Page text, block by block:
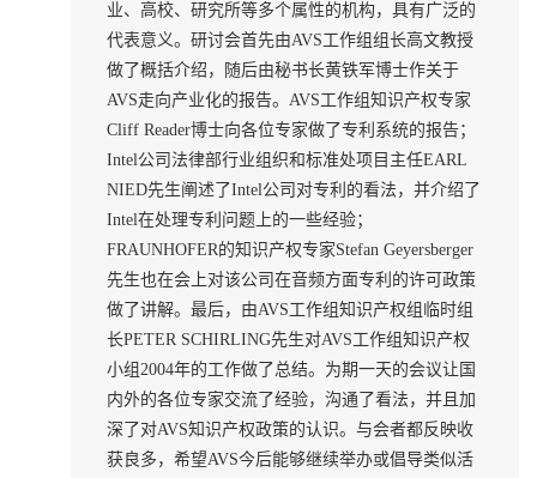
业、高校、研究所等多个属性的机构，具有广泛的
代表意义。研讨会首先由AVS工作组组长高文教授
做了概括介绍，随后由秘书长黄铁军博士作关于
AVS走向产业化的报告。AVS工作组知识产权专家
Cliff Reader博士向各位专家做了专利系统的报告；
Intel公司法律部行业组织和标准处项目主任EARL
NIED先生阐述了Intel公司对专利的看法，并介绍了
Intel在处理专利问题上的一些经验；
FRAUNHOFER的知识产权专家Stefan Geyersberger
先生也在会上对该公司在音频方面专利的许可政策
做了讲解。最后，由AVS工作组知识产权组临时组
长PETER SCHIRLING先生对AVS工作组知识产权
小组2004年的工作做了总结。为期一天的会议让国
内外的各位专家交流了经验，沟通了看法，并且加
深了对AVS知识产权政策的认识。与会者都反映收
获良多，希望AVS今后能够继续举办或倡导类似活